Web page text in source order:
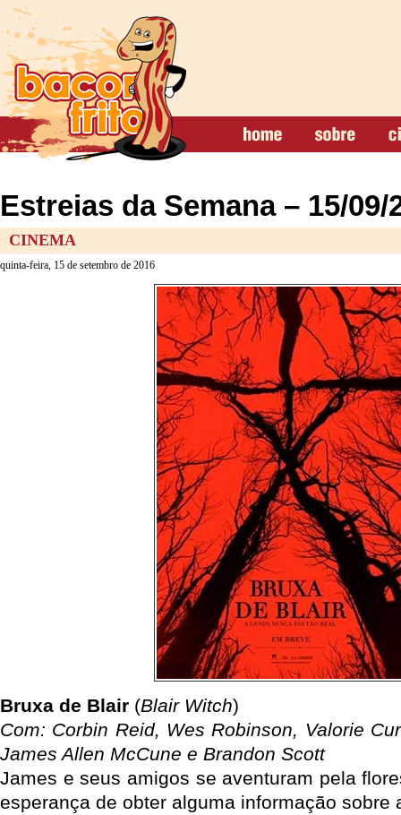
Estreias da Semana – 15/09/
CINEMA
quinta-feira, 15 de setembro de 2016
Bruxa de Blair (Blair Witch)
Com: Corbin Reid, Wes Robinson, Valorie
James Allen McCune e Brandon Scott
James e seus amigos se aventuram pela
esperança de obter alguma informação sobre